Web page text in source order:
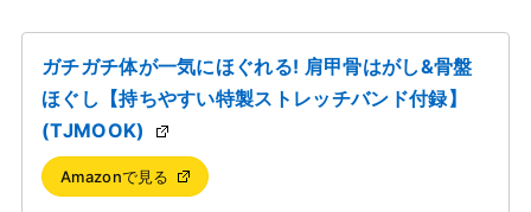
ガチガチ体が一気にほぐれる! 肩甲骨はがし&骨盤
ほぐし【持ちやすい特製ストレッチバンド付録】
(TJMOOK)
Amazonで見る